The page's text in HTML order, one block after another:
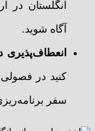
انگلستان در
آگاه شوید.
انعطاف‌پذیری
کنید در
سفر